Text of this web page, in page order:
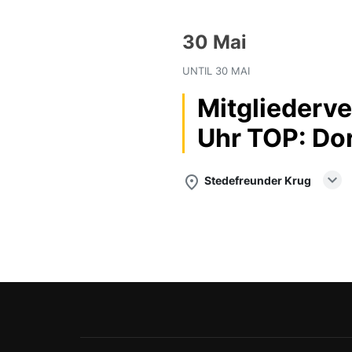
30 Mai
UNTIL 30 MAI
Uhr TOP:
place Stedefreunder Krug expand_more